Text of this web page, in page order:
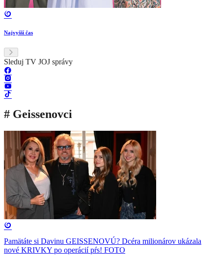
Najvyšší čas
Sleduj TV JOJ správy
# Geissenovci
Pamätáte si Davinu GEISSENOVÚ? Dcéra milionárov ukázala
nové KRIVKY po operácií pŕs! FOTO